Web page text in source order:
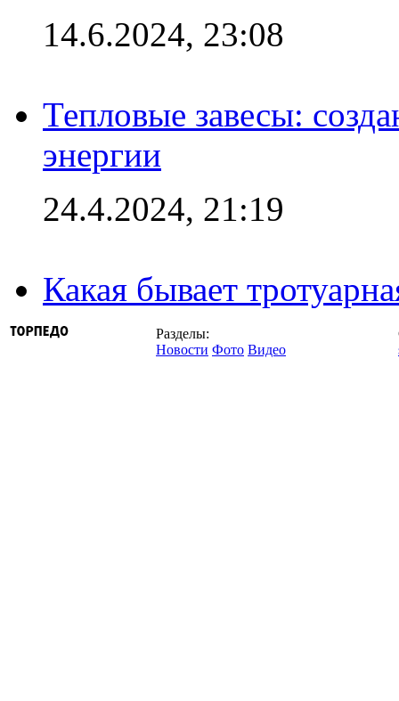
14.6.2024, 23:08
Тепловые завесы:
энергии
24.4.2024, 21:19
Какая бывает
Разделы:
Новости Фото Видео